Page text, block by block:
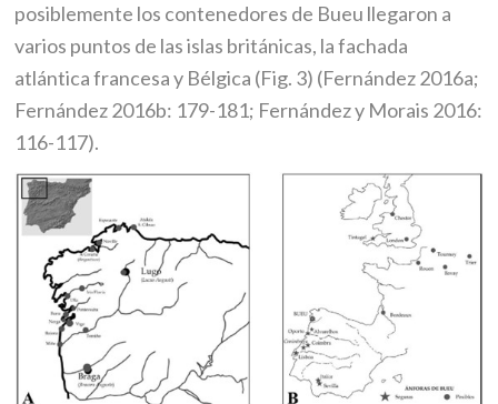
posiblemente los contenedores de Bueu llegaron a
varios puntos de las islas británicas, la fachada
atlántica francesa y Bélgica (Fig. 3) (Fernández 2016a;
Fernández 2016b: 179-181; Fernández y Morais 2016:
116-117).